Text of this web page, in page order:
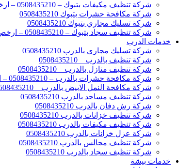
شركة تنظيف مكيفات بتبوك – 0508435210 – ارخص الاسعار
شركة مكافحة حشرات بتبوك 0508435210
شركة تسليك مجاري بتبوك 0508435210
شركة تنظيف سجاد بتبوك – 0508435210 – ارخص الاسعار
خدمات الدرب
شركة تسليك مجارى بالدرب 0508435210
شركة تنظيف بالدرب _ 0508435210
شركة تنظيف منازل بالدرب _ 0508435210
شركة مكافحة حشرات بالدرب – 0508435210 – ارخص الاسعار
شركة مكافحة النمل الابيض بالدرب _ 0508435210 _ ارخص الاسعار
شركة تنظيف مساجد بالدرب 0508435210
شركة رش دفان بالدرب 0508435210
شركة تنظيف خزانات بالدرب 0508435210
شركة تنظيف مكيفات بالدرب 0508435210
شركة عزل خزانات بالدرب 0508435210
شركة تنظيف مجالس بالدرب 0508435210
شركة تنظيف سجاد بالدرب 0508435210
خدمات بيشة